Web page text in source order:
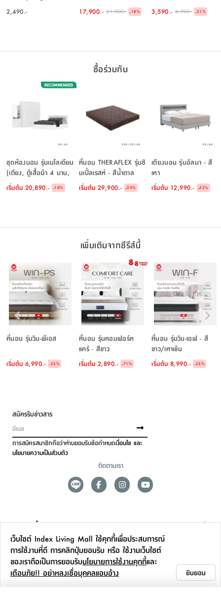
2,490.- 17,900.- 21,900.- -18% 3,590.- 4,590.- -21 %
ซื้อร่วมกัน
ชุดห้องนอน รุ่นเมโลเดียน
(เตียง, ตู้เสื้อผ้า 4 บาน,
โต๊ะเครื่องแป้งแบบยืน) -
สีขาว
เริ่มต้น 20,890.- -18%
ที่นอน THERAFLEX รุ่นซิ
มเปิ้ลเรสท์ - สีน้ำตาล
เริ่มต้น 29,900.- -50%
เตียงนอน รุ่นอัลมา - สี
เทา
เริ่มต้น 12,990.- -52%
เพิ่มเติมจากซีรีส์นี้
ที่นอน รุ่นวิน-พีเอส
เริ่มต้น 6,990.- -22%
ที่นอน รุ่นคอมฟอร์ท
แคร์ - สีขาว
เริ่มต้น 2,890.- -71 %
ที่นอน รุ่นวิน-เอฟ - สี
ขาว/เทาเข้ม
เริ่มต้น 8,990.- -25%
สมัครรับข่าวสาร
การสมัครสมาชิกถือว่าท่านยอมรับข้อกำหนดเงื่อนไข และ
นโยบายความเป็นส่วนตัว
ติดตามเรา
ดูแลลูกค้า
สาขาและการบริการ
ข้อมูลเพิ่มเติม
เว็บไซต์ Index Living Mall ใช้คุกกี้เพื่อประสบการณ์
การใช้งานที่ดี การคลิกปุ่มยอมรับ หรือ ใช้งานเว็บไซต์
ของเราถือเป็นการยอมรับนโยบายการใช้งานคุกกี้และ
เตือนภัย!! อย่าหลงเชื่อบุคคลแอบอ้าง
ยินยอม